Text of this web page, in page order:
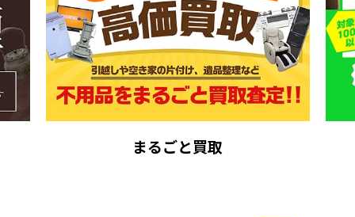
まるごと買取